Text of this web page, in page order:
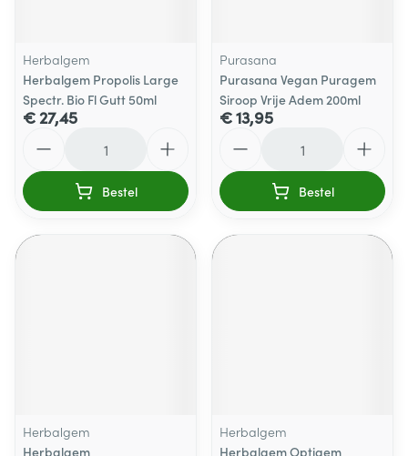
Herbalgem
Herbalgem Propolis Large
Spectr. Bio Fl Gutt 50ml
€ 27,45
Bestel
Purasana
Purasana Vegan Puragem
Siroop Vrije Adem 200ml
€ 13,95
Bestel
Herbalgem
Herbalgem
Herbalgem
Herbalgem Optigem